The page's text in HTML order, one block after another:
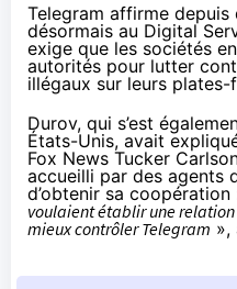
Telegram affirme depuis
désormais au Digital
exige que les sociétés
autorités pour lutter
illégaux sur leurs plates-
Durov, qui s’est
États-Unis, avait
Fox News Tucker
accueilli par des agents
d’obtenir sa coopération
voulaient établir une relation
mieux contrôler Telegram »,